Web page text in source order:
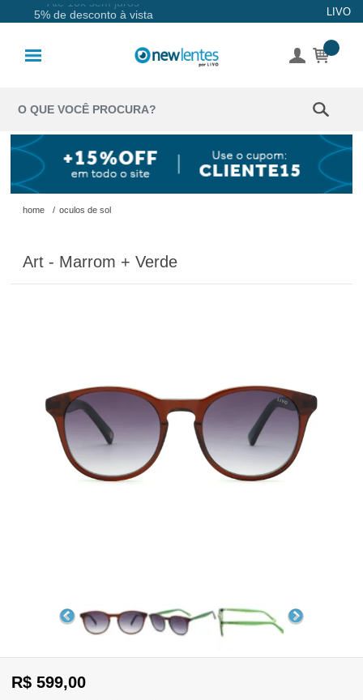
5% de desconto à vista
Até 10x sem juros LIVO
Coloridas
Solução
Óculos de
Óculos de
Grau
Consultar
Pedidos
Recompra
aqui
Registre-
se
home / oculos de sol
Art - Marrom + Verde
R$ 599,00